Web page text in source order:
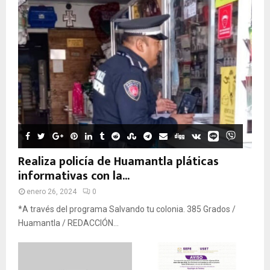
Realiza policía de Huamantla pláticas
informativas con la...
enero 26, 2024 0
*A través del programa Salvando tu colonia. 385 Grados /
Huamantla / REDACCIÓN...